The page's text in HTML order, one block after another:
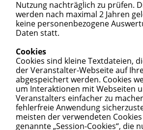
Nutzung nachträglich zu prüfen.
werden nach maximal 2 Jahren
keine personenbezogene
Daten statt.
Cookies
Cookies sind kleine Textdateien,
der Veranstalter-Webseite auf
abgespeichert werden. Cookies
um Interaktionen mit Webseiten
Veranstalters einfacher zu
fehlerfreie Anwendung
meisten der verwendeten
genannte „Session-Cookies“, die